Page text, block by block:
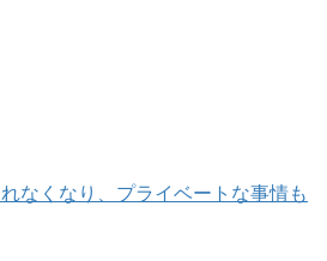
なくなり、プライベートな事情も